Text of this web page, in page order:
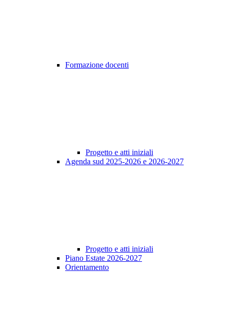
Formazione docenti
Progetto e atti iniziali
Agenda sud 2025-2026 e 2026-2027
Progetto e atti iniziali
Piano Estate 2026-2027
Orientamento